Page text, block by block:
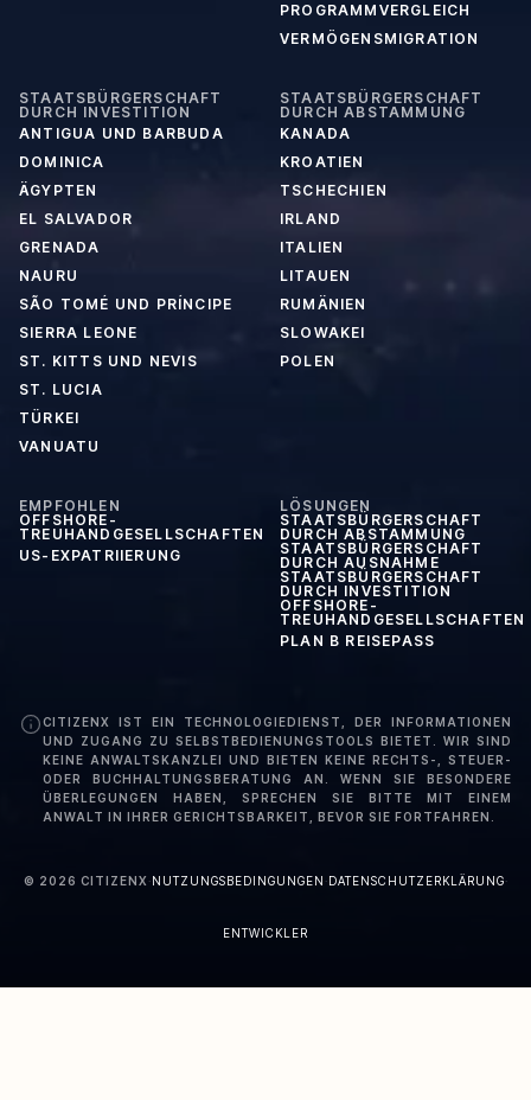
PROGRAMMVERGLEICH
VERMÖGENSMIGRATION
STAATSBÜRGERSCHAFT
DURCH INVESTITION
ANTIGUA UND BARBUDA
DOMINICA
ÄGYPTEN
EL SALVADOR
GRENADA
NAURU
SÃO TOMÉ UND PRÍNCIPE
SIERRA LEONE
ST. KITTS UND NEVIS
ST. LUCIA
TÜRKEI
VANUATU
STAATSBÜRGERSCHAFT
DURCH ABSTAMMUNG
KANADA
KROATIEN
TSCHECHIEN
IRLAND
ITALIEN
LITAUEN
RUMÄNIEN
SLOWAKEI
POLEN
EMPFOHLEN
OFFSHORE-
TREUHANDGESELLSCHAFTEN
US-EXPATRIIERUNG
LÖSUNGEN
STAATSBÜRGERSCHAFT
DURCH ABSTAMMUNG
STAATSBÜRGERSCHAFT
DURCH AUSNAHME
STAATSBÜRGERSCHAFT
DURCH INVESTITION
OFFSHORE-
TREUHANDGESELLSCHAFTEN
PLAN B REISEPASS
CITIZENX IST EIN TECHNOLOGIEDIENST, DER INFORMATIONEN
UND ZUGANG ZU SELBSTBEDIENUNGSTOOLS BIETET. WIR SIND
KEINE ANWALTSKANZLEI UND BIETEN KEINE RECHTS-, STEUER-
ODER BUCHHALTUNGSBERATUNG AN. WENN SIE BESONDERE
ÜBERLEGUNGEN HABEN, SPRECHEN SIE BITTE MIT EINEM
ANWALT IN IHRER GERICHTSBARKEIT, BEVOR SIE FORTFAHREN.
© 2026 CITIZENX ·NUTZUNGSBEDINGUNGEN ·DATENSCHUTZERKLÄRUNG·
ENTWICKLER